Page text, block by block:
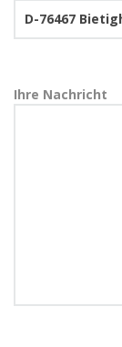
Ihre Nachricht